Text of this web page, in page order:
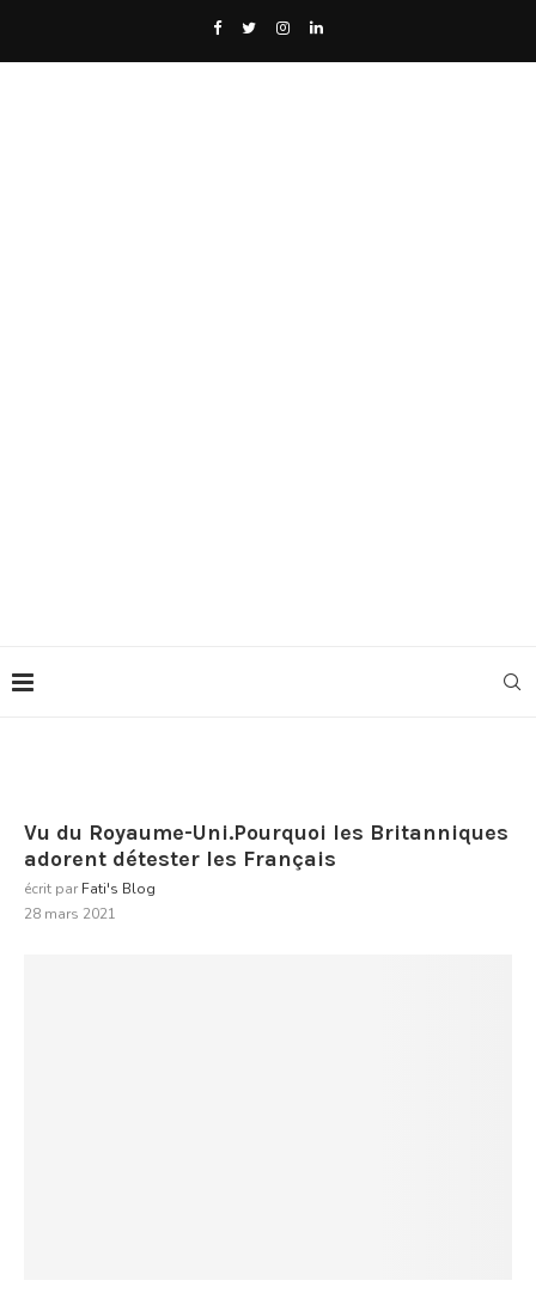
Vu du Royaume-Uni.Pourquoi les Britanniques
adorent détester les Français
écrit par Fati's Blog
28 mars 2021